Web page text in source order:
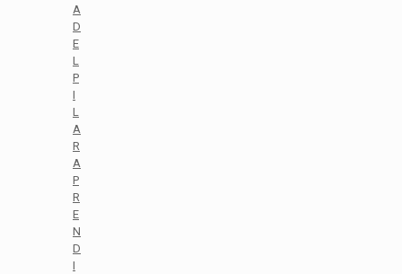
A
D
E
L
P
I
L
A
R
A
P
R
E
N
D
I